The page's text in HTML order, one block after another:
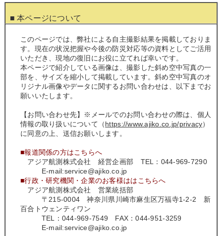
■ 本ページについて
このページでは、弊社による自主撮影結果を掲載しておりま
す。現在の状況把握や今後の防災対応等の資料としてご活用
いただき、現地の復旧にお役に立てれば幸いです。
本ページで紹介している画像は、撮影した斜め空中写真の一
部を、サイズを縮小して掲載しています。斜め空中写真のオ
リジナル画像やデータに関するお問い合わせは、以下までお
願いいたします。
【お問い合わせ先】※メールでのお問い合わせの際は、個人
情報の取り扱いについて（https://www.ajiko.co.jp/privacy）
に同意の上、送信お願いします。
■報道関係の方はこちらへ
アジア航測株式会社 経営企画部 TEL：044-969-7290
E-mail:service@ajiko.co.jp
■行政・研究機関・企業のお客様ははこちらへ
アジア航測株式会社 営業統括部
〒215-0004 神奈川県川崎市麻生区万福寺1‐2‐2 新
百合トウェンティワン
TEL：044-969-7549 FAX：044-951-3259
E-mail:service@ajiko.co.jp